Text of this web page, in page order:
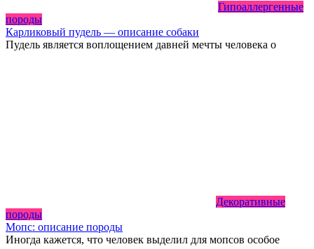
Гипоаллергенные
породы
Карликовый пудель — описание собаки
Пудель является воплощением давней мечты человека о
Декоративные
породы
Мопс: описание породы
Иногда кажется, что человек выделил для мопсов особое